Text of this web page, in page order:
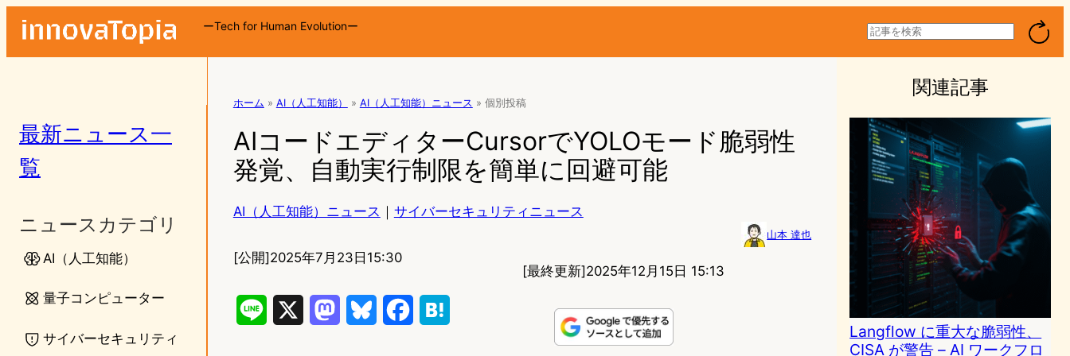
ーTech for Human Evolutionー
検
索
最新ニュース一
覧
ニュースカテゴリ
AI（人工知能）
量子コンピューター
サイバーセキュリティ
ホーム » AI（人工知能） » AI（人工知能）ニュース » 個別投稿
AIコードエディターCursorでYOLOモード脆弱性
発覚、自動実行制限を簡単に回避可能
AI（人工知能）ニュース ｜ サイバーセキュリティニュース
山本 達也
[公開]2025年7月23日15:30
[最終更新]2025年12月15日 15:13
関連記事
Langflow に重大な脆弱性、
CISA が警告 – AI ワークフロ